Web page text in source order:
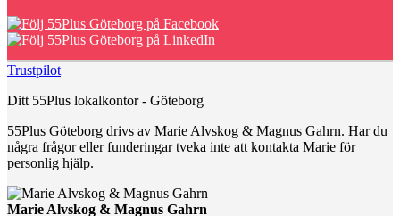
Trustpilot
Ditt 55Plus lokalkontor - Göteborg
55Plus Göteborg drivs av Marie Alvskog & Magnus Gahrn. Har du
några frågor eller funderingar tveka inte att kontakta Marie för
personlig hjälp.
Marie Alvskog & Magnus Gahrn